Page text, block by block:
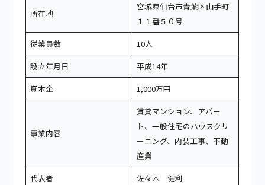
所在地
宮城県仙台市青葉区山手町
１１番５０号
従業員数
10人
設立年月日
平成14年
資本金
1,000万円
事業内容
賃貸マンション、アパー
ト、一般住宅のハウスクリ
ーニング、内装工事、不動
産業
代表者
佐々木 健利